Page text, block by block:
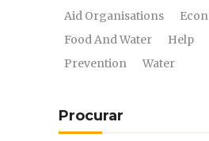
Aid Organisations
Food And Water
Help
Prevention
Water
Procurar